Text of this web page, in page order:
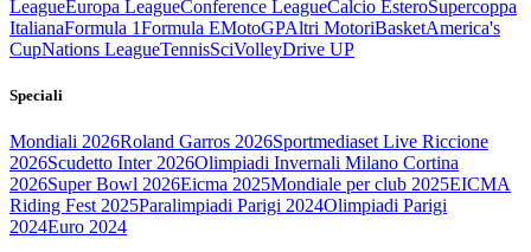
LeagueEuropa LeagueConference LeagueCalcio EsteroSupercoppa
ItalianaFormula 1Formula EMotoGPAltri MotoriBasketAmerica's
CupNations LeagueTennisSciVolleyDrive UP
Speciali
Mondiali 2026Roland Garros 2026Sportmediaset Live Riccione
2026Scudetto Inter 2026Olimpiadi Invernali Milano Cortina
2026Super Bowl 2026Eicma 2025Mondiale per club 2025EICMA
Riding Fest 2025Paralimpiadi Parigi 2024Olimpiadi Parigi
2024Euro 2024